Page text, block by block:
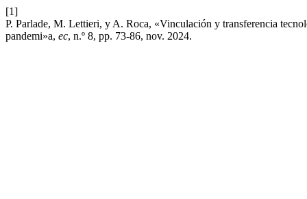
[1]
P. Parlade, M. Lettieri, y A. Roca, «Vinculación y transferencia
pandemi»a, ec, n.º 8, pp. 73-86, nov. 2024.